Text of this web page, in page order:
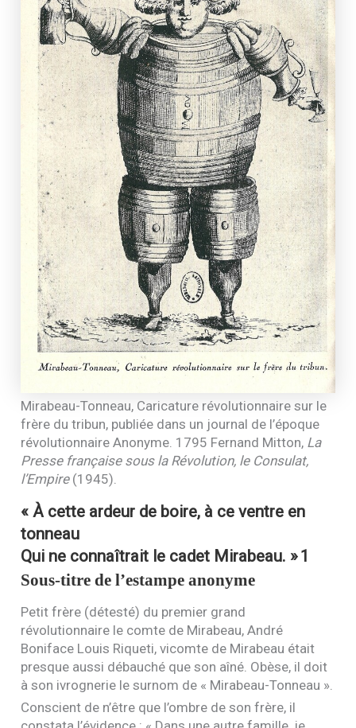
Mirabeau-Tonneau, Caricature révolutionnaire sur le
frère du tribun, publiée dans un journal de l’époque
révolutionnaire Anonyme. 1795 Fernand Mitton, La
Presse française sous la Révolution, le Consulat,
l’Empire(1945).
« À cette ardeur de boire, à ce ventre en
tonneau
Qui ne connaîtrait le cadet Mirabeau. »1
Sous-titre de l’estampe anonyme
Petit frère (détesté) du premier grand
révolutionnaire le comte de Mirabeau, André
Boniface Louis Riqueti, vicomte de Mirabeau était
presque aussi débauché que son aîné. Obèse, il doit
à son ivrognerie le surnom de « Mirabeau-Tonneau ».
Conscient de n’être que l’ombre de son frère, il